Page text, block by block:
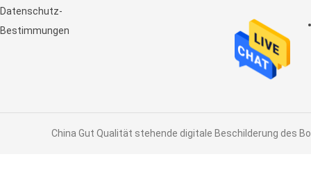
Datenschutz-
Bestimmungen
China Gut Qualität stehende digitale Beschilderung des